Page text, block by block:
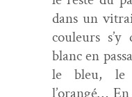
dans un
couleurs
blanc en
le bleu, le
l’orangé…